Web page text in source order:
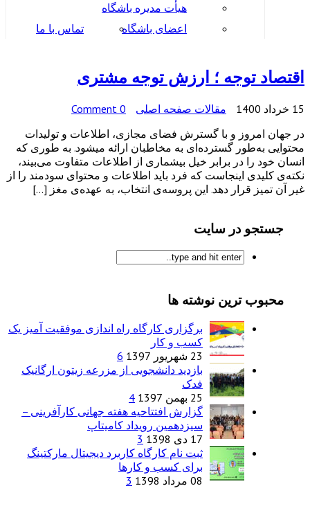
هیأت مدیره باشگاه
اعضای باشگاه
تماس با ما
اقتصاد توجه ؛ ارزش توجه مشتری
15 خرداد 1400 مقالات صفحه اصلی
0 Comment
در جهان امروز و با گسترش فضای مجازی، اطلاعات و تولیدات
محتوایی به‌طور گسترده‌ای به مخاطبان ارائه میشود. به طوری که
انسان خود را در برابر خیل بیشماری از اطلاعات متفاوت می‌بیند،
نکته‌ی کلیدی اینجاست که فرد باید اطلاعات و محتوای سودمند را از
غیر آن تمیز قرار دهد. این پروسه‌ی انتخاب، به عهده‌ی مغز […]
جستجو در سایت
محبوب ترین نوشته ها
برگزاری کارگاه راه اندازی موفقیت آمیز یک
کسب و کار
23 شهریور 1397
6
بازدید دانشجویی از مزرعه زیتون ارگانیک
فدک
25 بهمن 1397
4
گزارش افتتاحیه هفته جهانی کارآفرینی –
سیزدهمین رویداد کامیتاپ
17 دی 1398
3
ثبت نام کارگاه کاربرد دیجیتال مارکتینگ
برای کسب و کارها
08 مرداد 1398
3